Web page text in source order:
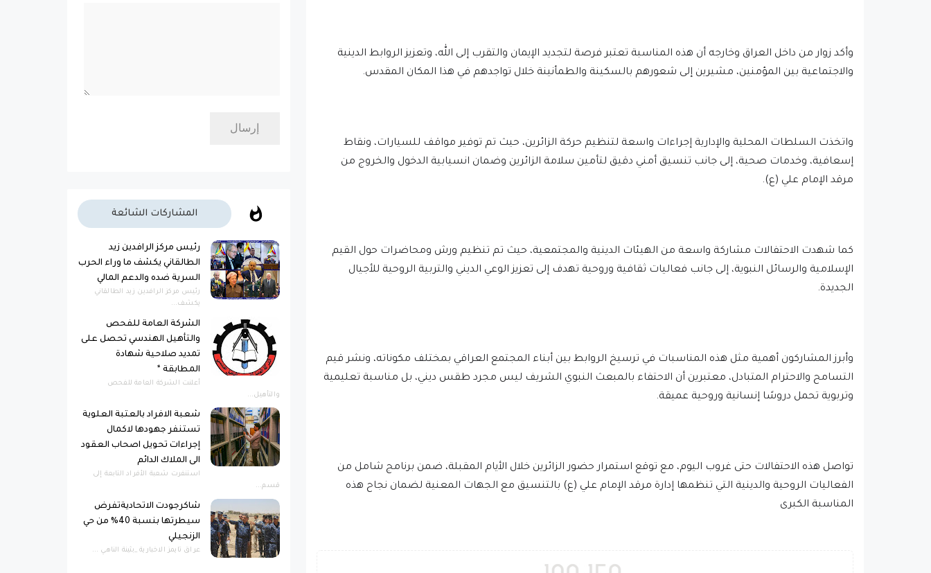
وأكد زوار من داخل العراق وخارجه أن هذه المناسبة تعتبر فرصة لتجديد الإيمان والتقرب إلى الله، وتعزيز الروابط الدينية
والاجتماعية بين المؤمنين، مشيرين إلى شعورهم بالسكينة والطمأنينة خلال تواجدهم في هذا المكان المقدس.
واتخذت السلطات المحلية والإدارية إجراءات واسعة لتنظيم حركة الزائرين، حيث تم توفير مواقف للسيارات، ونقاط
إسعافية، وخدمات صحية، إلى جانب تنسيق أمني دقيق لتأمين سلامة الزائرين وضمان انسيابية الدخول والخروج من
مرقد الإمام علي (ع).
كما شهدت الاحتفالات مشاركة واسعة من الهيئات الدينية والمجتمعية، حيث تم تنظيم ورش ومحاضرات حول القيم
الإسلامية والرسائل النبوية، إلى جانب فعاليات ثقافية وروحية تهدف إلى تعزيز الوعي الديني والتربية الروحية للأجيال
الجديدة.
وأبرز المشاركون أهمية مثل هذه المناسبات في ترسيخ الروابط بين أبناء المجتمع العراقي بمختلف مكوناته، ونشر قيم
التسامح والاحترام المتبادل، معتبرين أن الاحتفاء بالمبعث النبوي الشريف ليس مجرد طقس ديني، بل مناسبة تعليمية
وتربوية تحمل دروسًا إنسانية وروحية عميقة.
تواصل هذه الاحتفالات حتى غروب اليوم، مع توقع استمرار حضور الزائرين خلال الأيام المقبلة، ضمن برنامج شامل من
الفعاليات الروحية والدينية التي تنظمها إدارة مرقد الإمام علي (ع) بالتنسيق مع الجهات المعنية لضمان نجاح هذه
المناسبة الكبرى
المشاركات الشائعة
رئيس مركز الرافدين زيد
الطالقاني يكشف ما وراء الحرب
السرية ضده والدعم المالي
رئيس مركز الرافدين زيد الطالقاني
يكشف...
الشركة العامة للفحص
والتأهيل الهندسي تحصل على
تمديد صلاحية شهادة
المطابقة *
أعلنت الشركة العامة للفحص
والتأهيل...
شعبة الافراد بالعتبة العلوية
تستنفر جهودها لاكمال
إجراءات تحويل اصحاب العقود
الى الملاك الدائم
استنفرت شعبة الأفراد التابعة إلى
قسم...
شاكرجودت الاتحاديةتفرض
سيطرتها بنسبة 40% من حي
الزنجيلي
عراق تايمز الاخبارية _بثينة الناهي ...